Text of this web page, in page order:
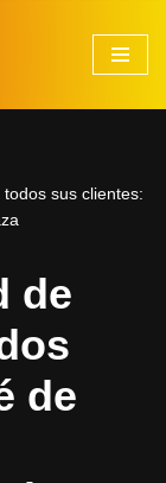
sus clientes:
de
de